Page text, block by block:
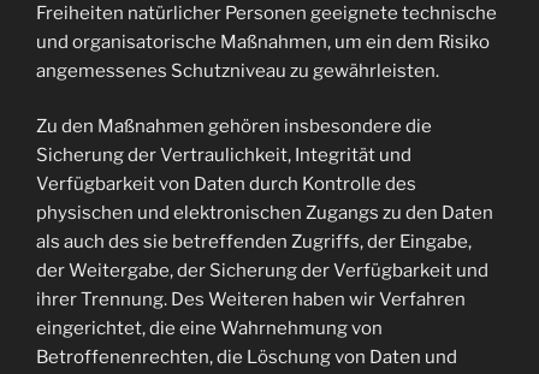
Freiheiten natürlicher Personen geeignete technische
und organisatorische Maßnahmen, um ein dem Risiko
angemessenes Schutzniveau zu gewährleisten.
Zu den Maßnahmen gehören insbesondere die
Sicherung der Vertraulichkeit, Integrität und
Verfügbarkeit von Daten durch Kontrolle des
physischen und elektronischen Zugangs zu den Daten
als auch des sie betreffenden Zugriffs, der Eingabe,
der Weitergabe, der Sicherung der Verfügbarkeit und
ihrer Trennung. Des Weiteren haben wir Verfahren
eingerichtet, die eine Wahrnehmung von
Betroffenenrechten, die Löschung von Daten und